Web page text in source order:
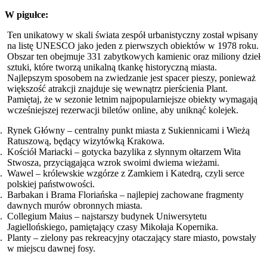
W pigułce:
Ten unikatowy w skali świata zespół urbanistyczny został wpisany
na listę UNESCO jako jeden z pierwszych obiektów w 1978 roku.
Obszar ten obejmuje 331 zabytkowych kamienic oraz miliony dzieł
sztuki, które tworzą unikalną tkankę historyczną miasta.
Najlepszym sposobem na zwiedzanie jest spacer pieszy, ponieważ
większość atrakcji znajduje się wewnątrz pierścienia Plant.
Pamiętaj, że w sezonie letnim najpopularniejsze obiekty wymagają
wcześniejszej rezerwacji biletów online, aby uniknąć kolejek.
Rynek Główny – centralny punkt miasta z Sukiennicami i Wieżą
Ratuszową, będący wizytówką Krakowa.
Kościół Mariacki – gotycka bazylika z słynnym ołtarzem Wita
Stwosza, przyciągająca wzrok swoimi dwiema wieżami.
Wawel – królewskie wzgórze z Zamkiem i Katedrą, czyli serce
polskiej państwowości.
Barbakan i Brama Floriańska – najlepiej zachowane fragmenty
dawnych murów obronnych miasta.
Collegium Maius – najstarszy budynek Uniwersytetu
Jagiellońskiego, pamiętający czasy Mikołaja Kopernika.
Planty – zielony pas rekreacyjny otaczający stare miasto, powstały
w miejscu dawnej fosy.